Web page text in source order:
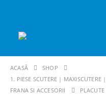
ACASĂ
SHOP
1. PIESE SCUTERE |
FRANA SI ACCESORII